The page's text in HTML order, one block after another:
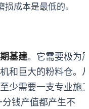
成本是最低的。
基建。它需要极为
和巨大的粉料仓。
少需要一支专业施
钱产值都产生不